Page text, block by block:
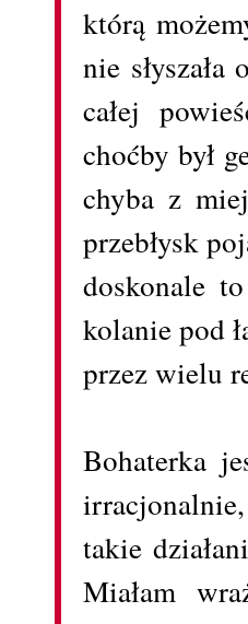
którą
nie
całej
choćby był
chyba z
przebłysk
doskonale
kolanie pod
przez wielu
Bohaterka
takie
Miałam